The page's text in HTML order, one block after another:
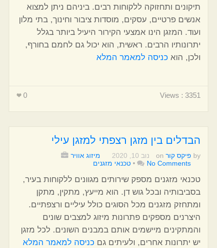
תיקונים ותחזוקה ללקוחות רבים. ביניהם ניתן למצוא
אנשים פרטיים, עסקים, מוסדות ציבור וחינוך, בתי מלון
ועוד. המזגן הינו אמצעי הקירור היעיל ביותר בגלל
יתרונותיו הרבים. ראשית, הוא יכול גם לחמם בחורף,
ולכן, הוא כניסה למאמר המלא
0 Views : 3351
הבדלים בין מזגן רצפתי למזגן עילי
by פיקס קור on נוב 10, 2020
מיזוג אוויר
No Comments
• טכנאי מזגנים
טכנאי מזגנים מספק שירותים מגוונים ללקוחות בעיר,
בסביבותיה ובכל גוש דן. הוא מייעץ, מתקין, מתקן
ומתחזק מזגנים מכל הסוגים כולל עיליים ורצפתיים.
היצרנים מספקים פתרונות מיזוג למצבים שונים
והמתקינים מיישמים אותם במבנים השונים. לכל מזגן
יש יתרונות אחרים, ולעיתים גם כניסה למאמר המלא